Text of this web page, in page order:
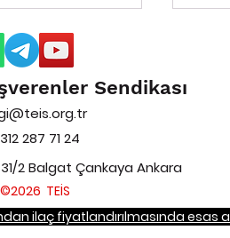
İlaçlar
Hakkında
Sendikası
287 71 24
2 Balgat Çankaya Ankara
©2026 TEİS
ilaç fiyatlandırılmasında esas